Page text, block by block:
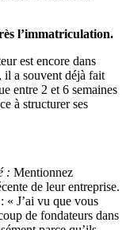
l’immatriculation.
est encore dans
il a souvent déjà fait
entre 2 et 6 semaines
à structurer ses
: Mentionnez
de leur entreprise.
« J’ai vu que vous
de fondateurs dans